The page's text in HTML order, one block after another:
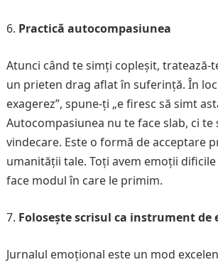
Practică autocompasiunea
Atunci când te simți copleșit, tratează-
un prieten drag aflat în suferință. În
exagerez”, spune-ți „e firesc să simt
Autocompasiunea nu te face slab, ci te
vindecare. Este o formă de acceptare
umanității tale. Toți avem emoții
face modul în care le primim.
Folosește scrisul ca instrument de
Jurnalul emoțional este un mod